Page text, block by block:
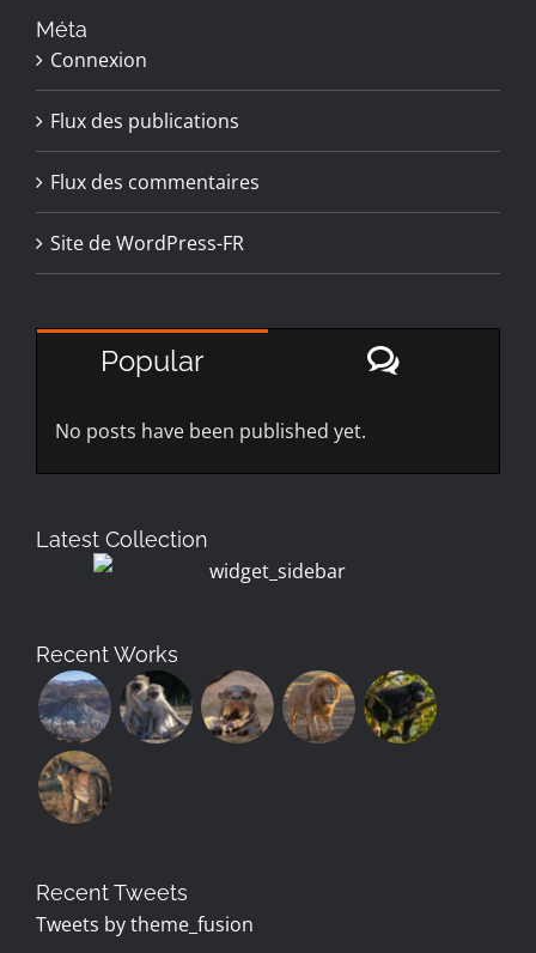
Méta
Connexion
Flux des publications
Flux des commentaires
Site de WordPress-FR
Popular
No posts have been published yet.
Latest Collection
Recent Works
Recent Tweets
Tweets by theme_fusion